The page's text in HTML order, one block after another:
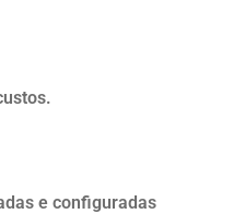
e configuradas